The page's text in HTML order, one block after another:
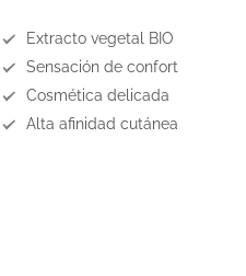
Extracto vegetal BIO
Sensación de confort
Cosmética delicada
Alta afinidad cutánea